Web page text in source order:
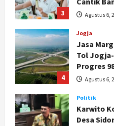
4
Tol Jogja-
Agustus 6,
5
Politik
Karwito
Desa
Agustus 6,
Politik